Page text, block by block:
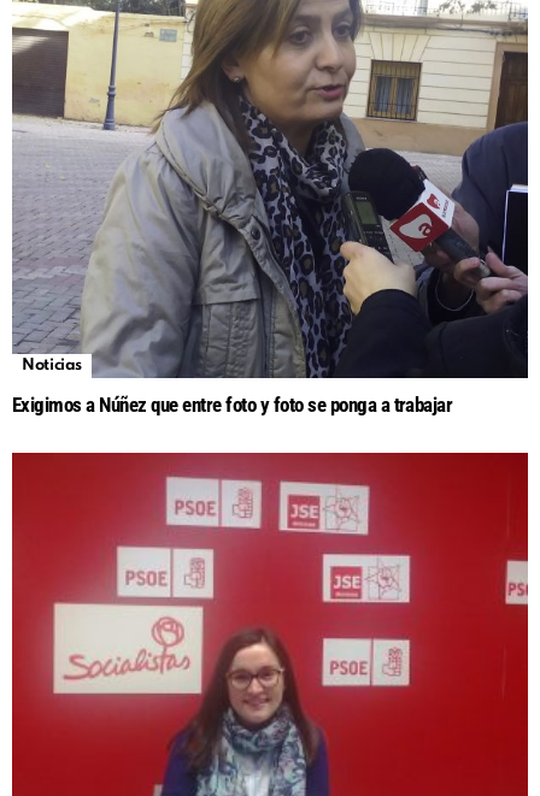
Noticias
Exigimos a Núñez que entre foto y foto se ponga a trabajar